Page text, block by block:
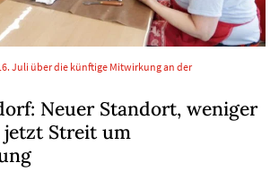
Juli über die künftige Mitwirkung an der
Neuer Standort, weniger
Streit um